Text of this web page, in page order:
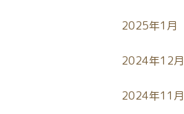
2025年1月
2024年12月
2024年11月